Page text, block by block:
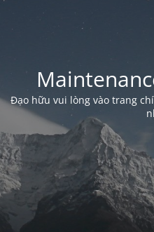
Đạo hữu vui lòng vào trang